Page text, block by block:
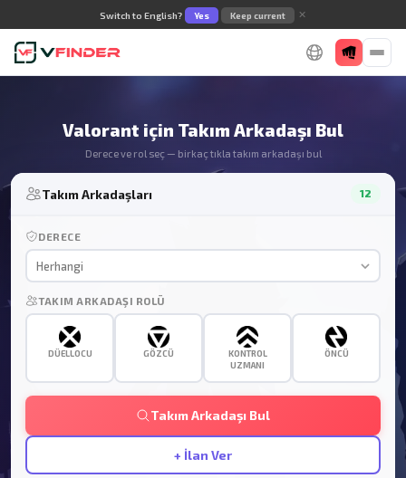
Switch to English? Yes Keep current ✕
Valorant için Takım Arkadaşı Bul
Derece ve rol seç — birkaç tıkla takım arkadaşı bul
Takım Arkadaşları 12
DERECE
Herhangi
TAKIM ARKADAŞI ROLÜ
DÜELLOCU GÖZCÜ
KONTROL
UZMANI
ÖNCÜ
Takım Arkadaşı Bul
+ İlan Ver